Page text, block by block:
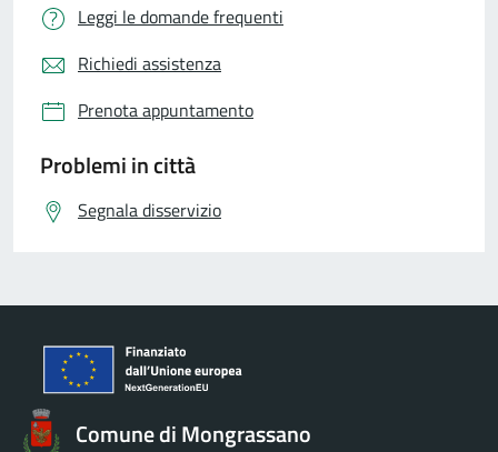
Leggi le domande frequenti
Richiedi assistenza
Prenota appuntamento
Problemi in città
Segnala disservizio
Comune di Mongrassano